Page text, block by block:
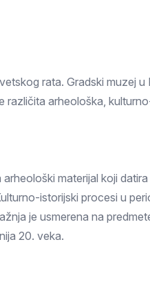
rata. Gradski muzej u
različita arheološka,
materijal koji
istorijski procesi u
je usmerena na
20. veka.